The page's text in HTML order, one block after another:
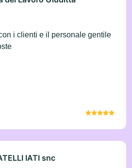
i clienti e il personale gentile
IATI snc